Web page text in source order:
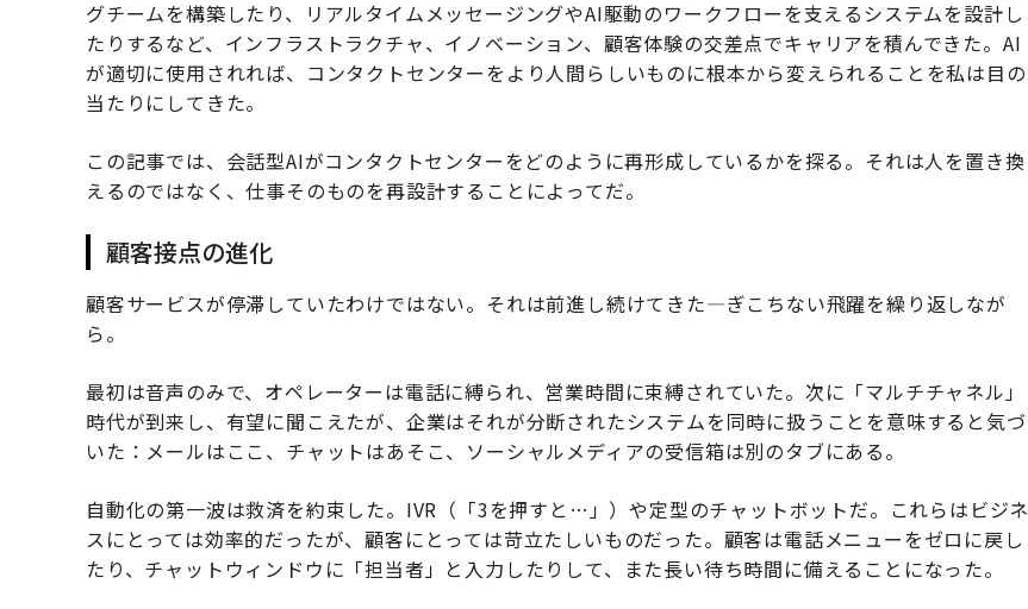
グチームを構築したり、リアルタイムメッセージングやAI駆動のワークフローを支えるシステムを設計し
たりするなど、インフラストラクチャ、イノベーション、顧客体験の交差点でキャリアを積んできた。AI
が適切に使用されれば、コンタクトセンターをより人間らしいものに根本から変えられることを私は目の
当たりにしてきた。
この記事では、会話型AIがコンタクトセンターをどのように再形成しているかを探る。それは人を置き換
えるのではなく、仕事そのものを再設計することによってだ。
顧客接点の進化
顧客サービスが停滞していたわけではない。それは前進し続けてきた—ぎこちない飛躍を繰り返しなが
ら。
最初は音声のみで、オペレーターは電話に縛られ、営業時間に束縛されていた。次に「マルチチャネル」
時代が到来し、有望に聞こえたが、企業はそれが分断されたシステムを同時に扱うことを意味すると気づ
いた：メールはここ、チャットはあそこ、ソーシャルメディアの受信箱は別のタブにある。
自動化の第一波は救済を約束した。IVR（「3を押すと…」）や定型のチャットボットだ。これらはビジネ
スにとっては効率的だったが、顧客にとっては苛立たしいものだった。顧客は電話メニューをゼロに戻し
たり、チャットウィンドウに「担当者」と入力したりして、また長い待ち時間に備えることになった。